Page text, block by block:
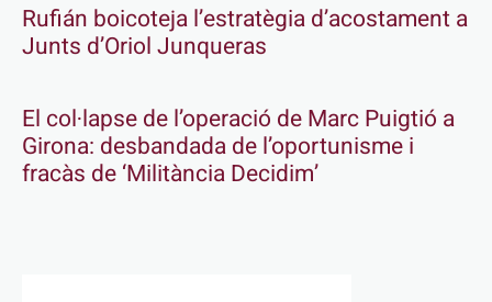
Rufián boicoteja l’estratègia d’acostament a
Junts d’Oriol Junqueras
El col·lapse de l’operació de Marc Puigtió a
Girona: desbandada de l’oportunisme i
fracàs de ‘Militància Decidim’